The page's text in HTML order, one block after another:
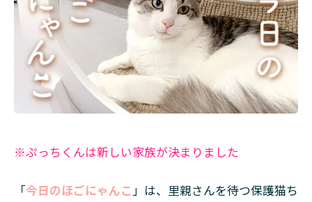
※ぷっちくんは新しい家族が決まりました
「今日のほごにゃんこ 」は、里親さんを待つ保護猫ち